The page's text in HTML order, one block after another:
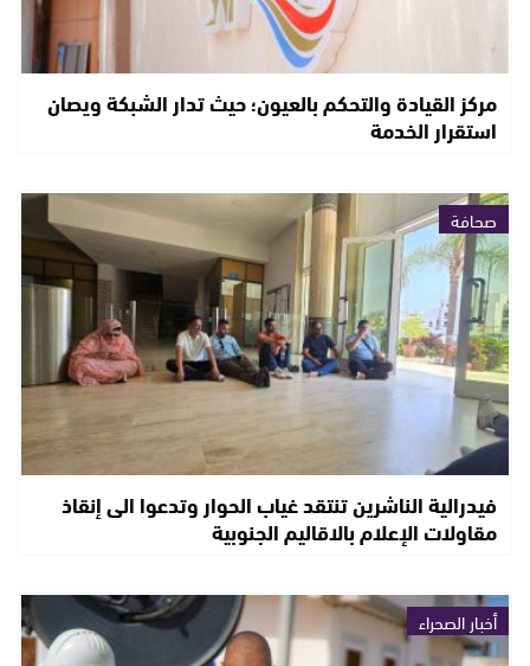
مركز القيادة والتحكم بالعيون؛ حيث تدار الشبكة ويصان
استقرار الخدمة
صحافة
فيدرالية الناشرين تنتقد غياب الحوار وتدعوا الى إنقاذ
مقاولات الإعلام بالاقاليم الجنوبية
أخبار الصحراء